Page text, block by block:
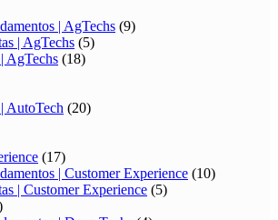
| AgTechs (9)
| AgTechs (5)
AgTechs (18)
AutoTech (20)
(17)
| Customer Experience (10)
| Customer Experience (5)